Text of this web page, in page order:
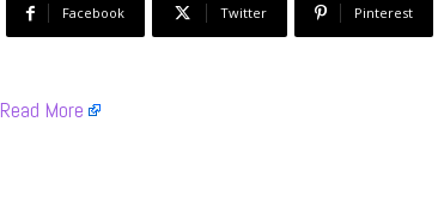
Facebook Twitter Pinterest
Read More